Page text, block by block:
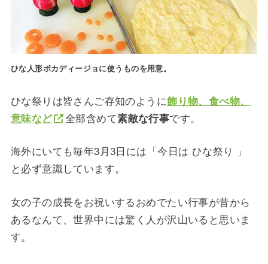
ひな人形ボカディージョに使うものを用意。
ひな祭りは皆さんご存知のように飾り物、食べ物、
意味など
全部含めて素敵な行事です。
海外にいても毎年3月3日には「今日は ひな祭り 」
と必ず意識しています。
女の子の成長をお祝いするおめでたい行事が昔から
あるなんて、世界中には驚く人が沢山いると思いま
す。